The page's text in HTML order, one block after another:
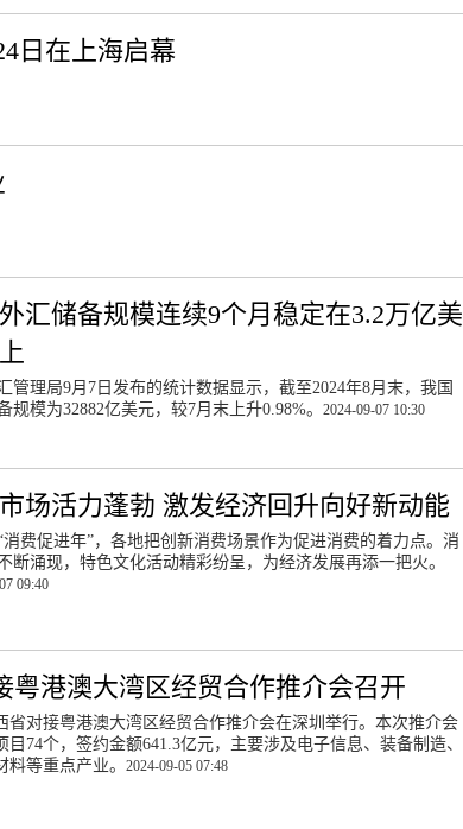
日在上海启幕
汇储备规模连续9个月稳定在3.2万亿美
管理局9月7日发布的统计数据显示，截至2024年8月末，我国
规模为32882亿美元，较7月末上升0.98%。2024-09-07 10:30
场活力蓬勃 激发经济回升向好新动能
消费促进年”，各地把创新消费场景作为促进消费的着力点。消
断涌现，特色文化活动精彩纷呈，为经济发展再添一把火。
09:40
粤港澳大湾区经贸合作推介会召开
省对接粤港澳大湾区经贸合作推介会在深圳举行。本次推介会
目74个，签约金额641.3亿元，主要涉及电子信息、装备制造、
料等重点产业。 2024-09-05 07:48